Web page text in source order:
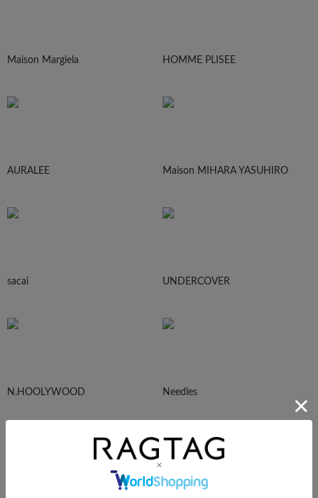
Maison Margiela HOMME PLISEE
AURALEE Maison MIHARA YASUHIRO
sacai UNDERCOVER
N.HOOLYWOOD Needles